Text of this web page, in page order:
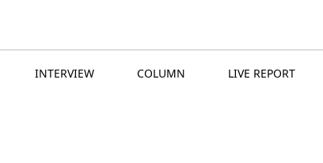
INTERVIEW COLUMN LIVE REPORT